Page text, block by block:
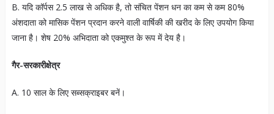
B. यदि कॉर्पस 2.5 लाख से अधिक है, तो संचित पेंशन धन का कम से कम 80%
अंशदाता को मासिक पेंशन प्रदान करने वाली वार्षिकी की खरीद के लिए उपयोग किया
जाना है। शेष 20% अभिदाता को एकमुश्त के रूप में देय है।
गैर-सरकारीक्षेत्र
A. 10 साल के लिए सब्सक्राइबर बनें।